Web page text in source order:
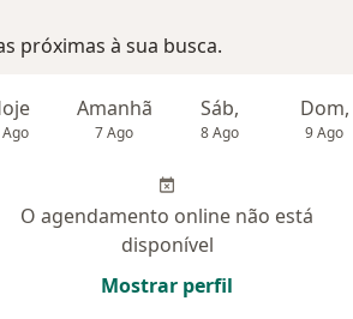
próximas à sua busca.
Amanhã
7 Ago
Sáb,
8 Ago
Dom,
9 Ago
O agendamento online não está
disponível
Mostrar perfil